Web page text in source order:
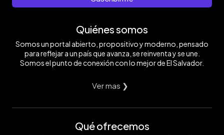
Quiénes somos
Somos un portal abierto, propositivo y moderno, pensado
para reflejar a un país que avanza, se reinventa y se une.
Somos el punto de conexión con lo mejor de El Salvador.
Ver mas ❯
Qué ofrecemos